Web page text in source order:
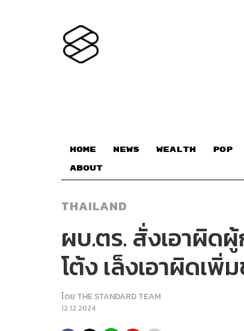
HOME NEWS WEALTH POP
ABOUT
THAILAND
ผบ.ตร. สั่งเอาผิด
โต้ง เล็งเอาผิดเพิ่
โดย THE STANDARD TEAM
12.12.2024